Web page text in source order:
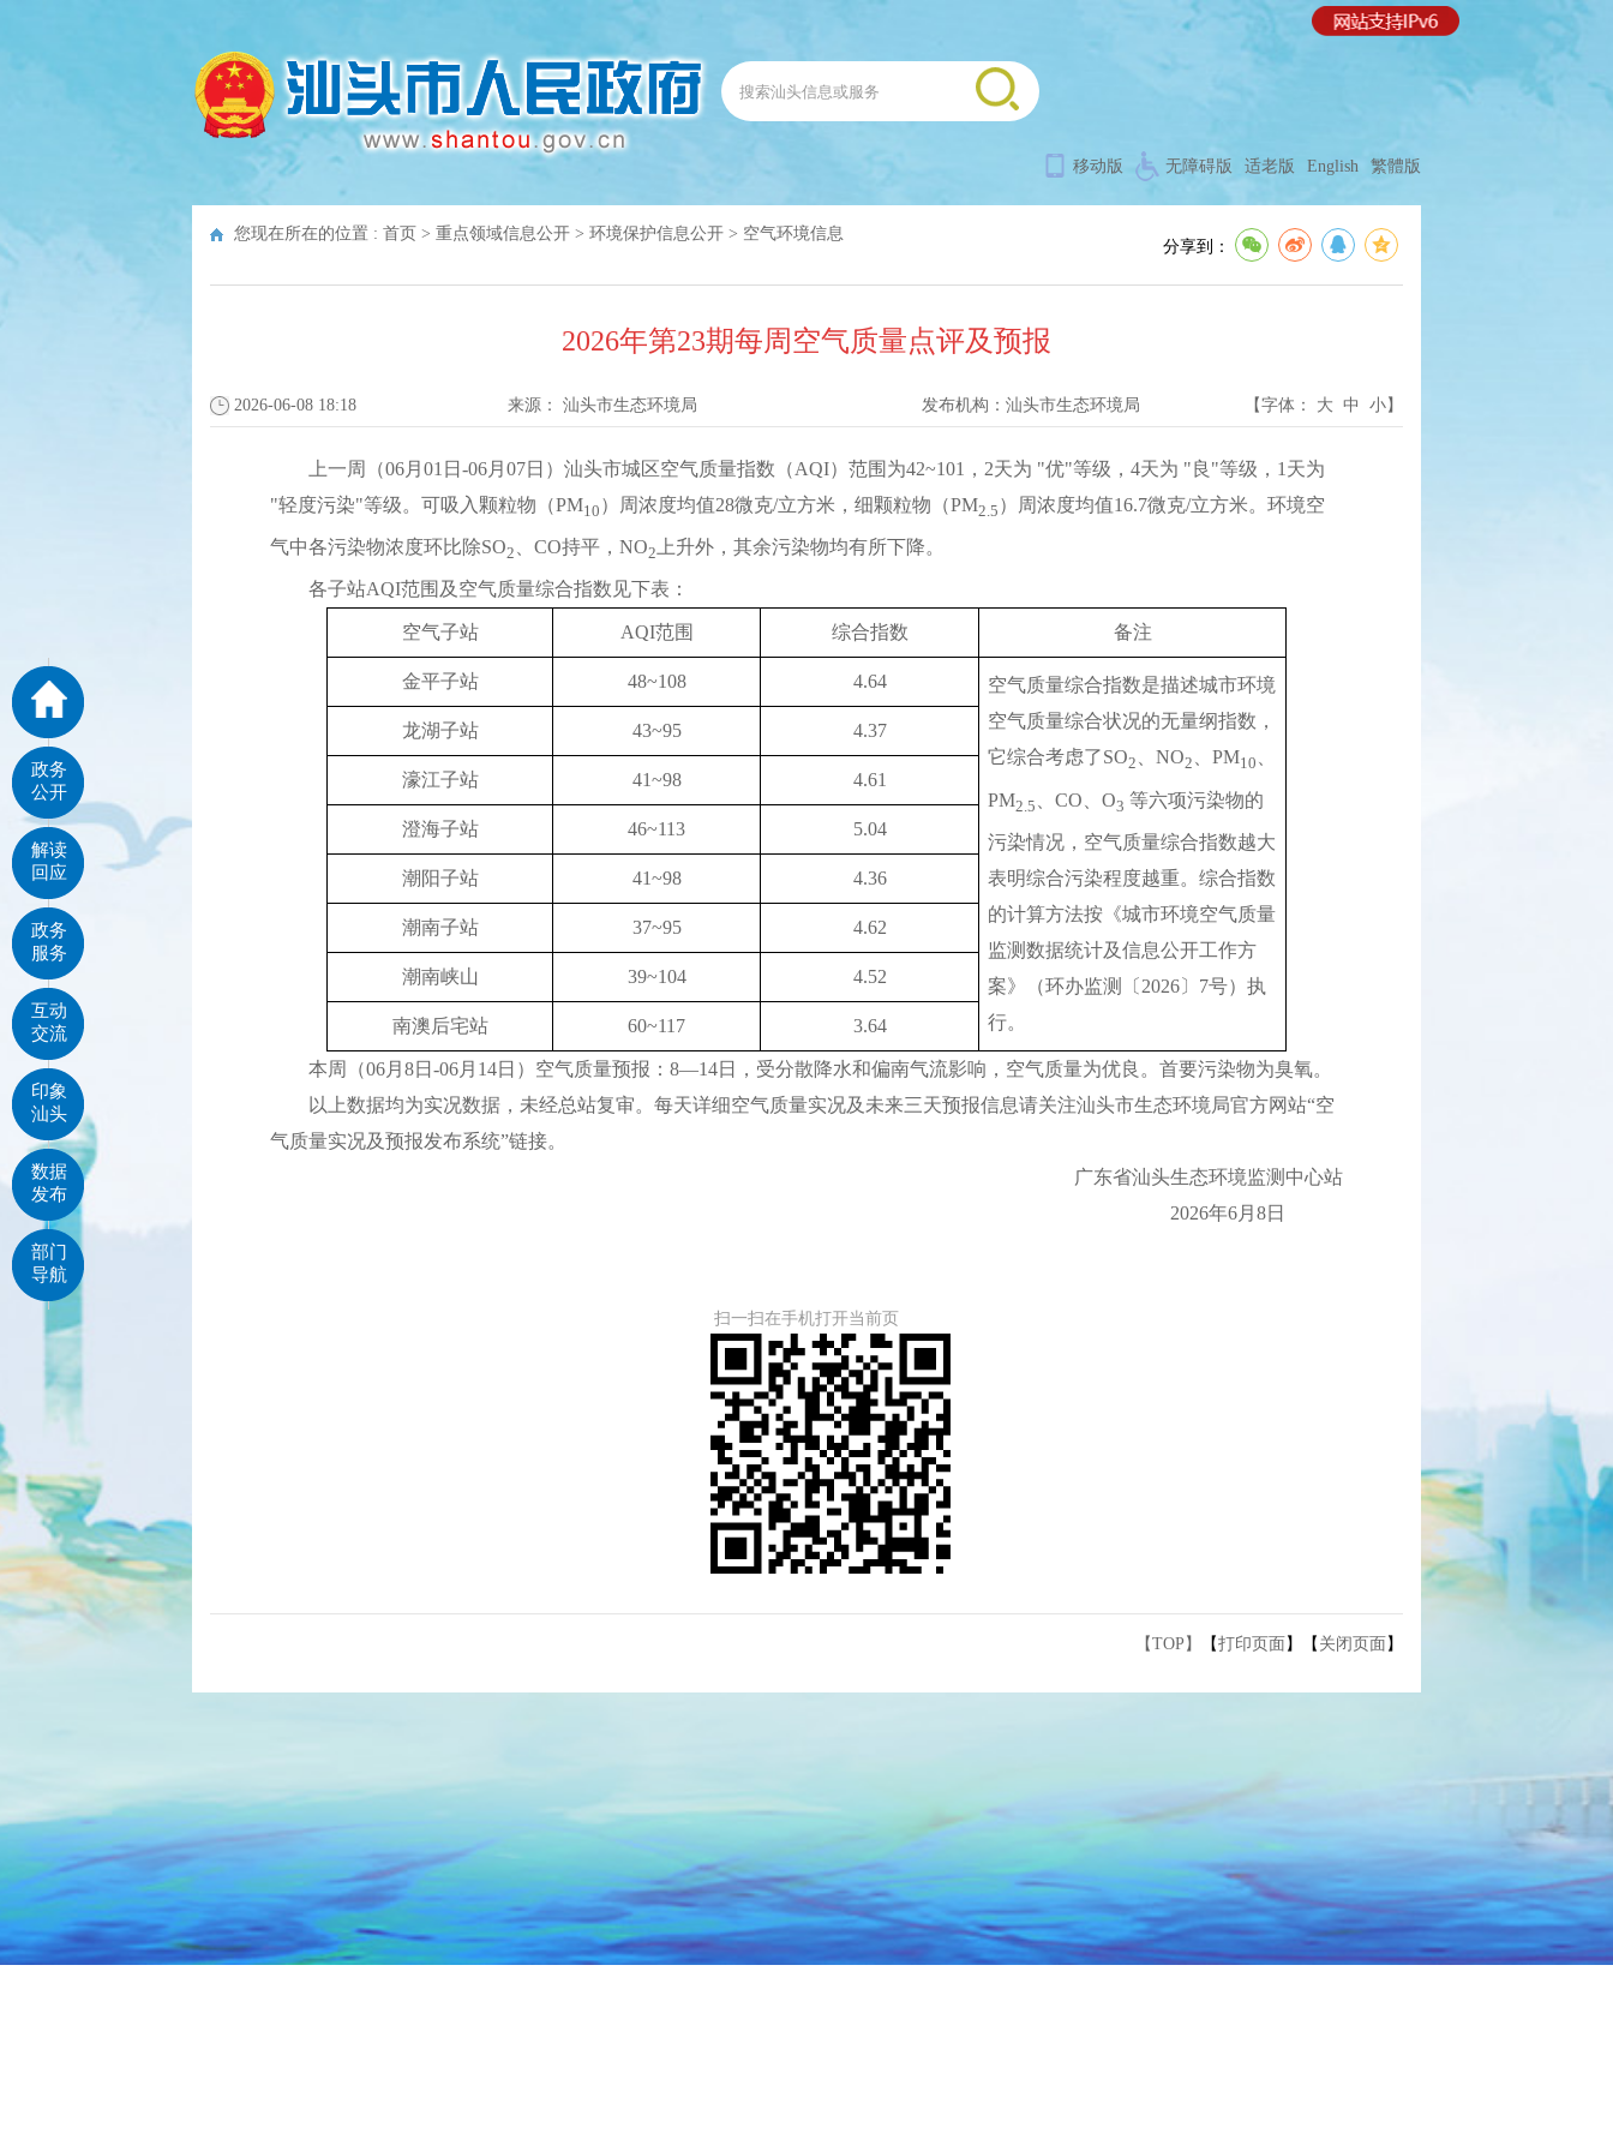
移动版 无障碍版 适老版 English 繁體版
您现在所在的位置 : 首页 > 重点领域信息公开 > 环境保护信息公开 > 空气环境信息
分享到：
2026年第23期每周空气质量点评及预报
2026-06-08 18:18 来源： 汕头市生态环境局 发布机构： 汕头市生态环境局 【字体： 大 中 小】
上一周（06月01日-06月07日）汕头市城区空气质量指数（AQI）范围为42~101，2天为 "优"等级，4天为 "良"等级，1天为
"轻度污染"等级。可吸入颗粒物（PM10 ）周浓度均值28微克/立方米，细颗粒物（PM2.5 ）周浓度均值16.7微克/立方米。环境空
气中各污染物浓度环比除SO2 、CO持平，NO2 上升外，其余污染物均有所下降。
各子站AQI范围及空气质量综合指数见下表：
空气子站 AQI范围 综合指数 备注
金平子站 48~108 4.64
空气质量综合指数是描述城市环境
空气质量综合状况的无量纲指数，
它综合考虑了SO2 、NO2 、PM10
PM2.5 、CO、O3 等六项污染物的
污染情况，空气质量综合指数越大
表明综合污染程度越重。综合指数
的计算方法按《城市环境空气质量
监测数据统计及信息公开工作方
案》（环办监测〔2026〕7号）执
行。
龙湖子站 43~95 4.37
濠江子站 41~98 4.61
澄海子站 46~113 5.04
潮阳子站 41~98 4.36
潮南子站 37~95 4.62
潮南峡山 39~104 4.52
南澳后宅站 60~117 3.64
本周（06月8日-06月14日）空气质量预报：8—14日，受分散降水和偏南气流影响，空气质量为优良。首要污染物为臭氧。
以上数据均为实况数据，未经总站复审。每天详细空气质量实况及未来三天预报信息请关注汕头市生态环境局官方网站“空
气质量实况及预报发布系统”链接。
广东省汕头生态环境监测中心站
2026年6月8日
扫一扫在手机打开当前页
【TOP】 【打印页面 】【 关闭页面 】
政务
公开
解读
回应
政务
服务
互动
交流
印象
汕头
数据
发布
部门
导航